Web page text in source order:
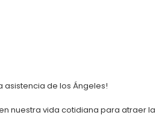
asistencia de los Ángeles!
nuestra vida cotidiana para atraer